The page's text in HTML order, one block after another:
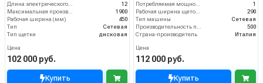
12
1900
Рабочая ширина (мм)
450
Тип
Сетевая
Тип щетки
дисковая
Цена
102 000 руб.
Купить
1
290
Тип машины
Сетевая
500
Страна-производитель
Италия
Цена
112 000 руб.
Купить